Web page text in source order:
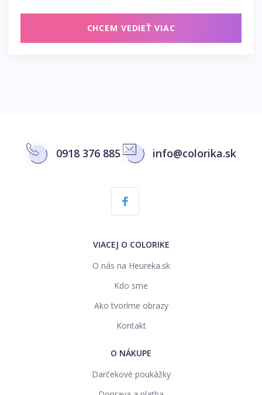
CHCEM VEDIEŤ VIAC
0918 376 885 info@colorika.sk
VIACEJ O COLORIKE
O nás na Heureka.sk
Kdo sme
Ako tvoríme obrazy
Kontakt
O NÁKUPE
Darčekové poukážky